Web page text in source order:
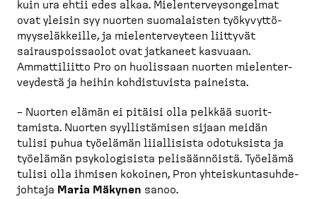
kuin ura ehtii edes alkaa. Mielen­ter­vey­son­gelmat
ovat yleisin syy nuorten suomalaisten työkyvyt­tö­
myy­se­läk­keille, ja mielen­ter­veyteen liittyvät
sairaus­pois­saolot ovat jatkaneet kasvuaan.
Ammatti­liitto Pro on huolissaan nuorten mielen­ter­
veydestä ja heihin kohdis­tuvista paineista.
– Nuorten elämän ei pitäisi olla pelkkää suorit­
tamista. Nuorten syyllis­tämisen sijaan meidän
tulisi puhua työelämän liiallisista odotuksista ja
työelämän psykolo­gisista pelisään­nöistä. Työelämä
tulisi olla ihmisen kokoinen, Pron yhteis­kun­ta­suh­de­
johtaja Maria Mäkynen sanoo.